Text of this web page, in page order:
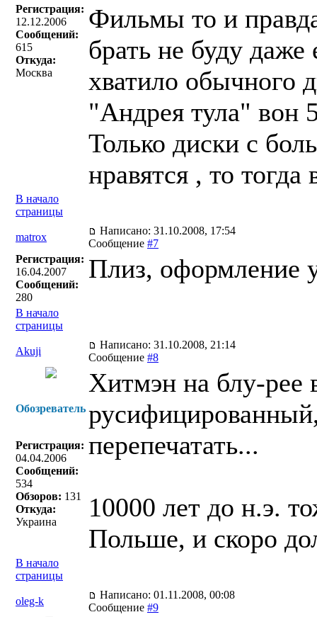
Регистрация:
12.12.2006
Сообщений:
615
Откуда:
Москва
Фильмы то и
брать не буду
хватило обычного
"Андрея тула" вон
Только диски с
нравятся , то тогда
В начало
страницы
matrox
Написано: 31.10.2008, 17:54
Сообщение #7
Регистрация:
16.04.2007
Сообщений:
280
Плиз, оформление
В начало
страницы
Akuji
Написано: 31.10.2008, 21:14
Сообщение #8
Обозреватель
Регистрация:
04.04.2006
Сообщений:
534
Обзоров: 131
Откуда:
Украина
Хитмэн на блу-
перепечатать...
10000 лет до н.э.
Польше, и скоро
В начало
страницы
oleg-k
Написано: 01.11.2008, 00:08
Сообщение #9